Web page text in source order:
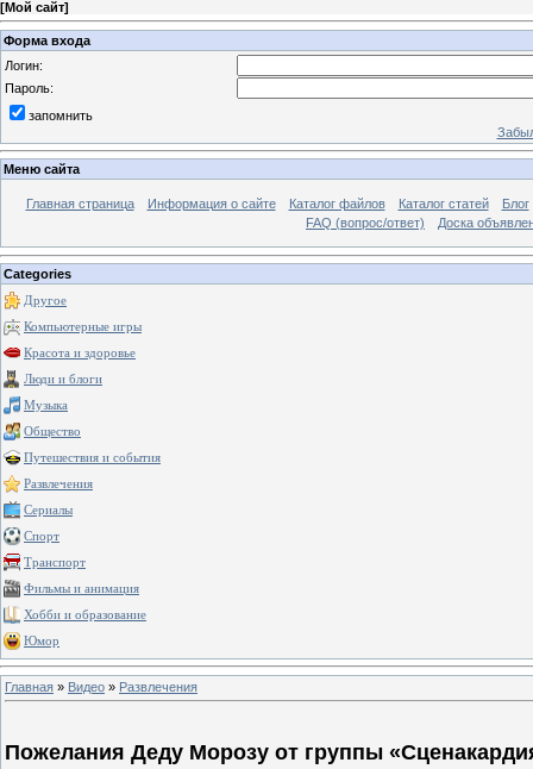
[Мой сайт]
Форма входа
Логин:
Пароль:
запомнить
Меню сайта
Главная страница Информация о сайте Каталог файлов Каталог статей
Блог
FAQ (вопрос/ответ)
Доска
Categories
Другое
Компьютерные игры
Красота и здоровье
Люди и блоги
Музыка
Общество
Путешествия и события
Развлечения
Сериалы
Спорт
Транспорт
Фильмы и анимация
Хобби и образование
Юмор
Главная » Видео » Развлечения
Пожелания Деду Морозу от группы